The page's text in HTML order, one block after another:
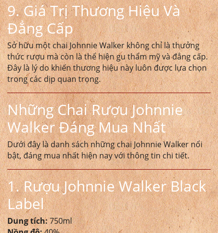
9. Giá Trị Thương Hiệu Và
Đẳng Cấp
Sở hữu một chai Johnnie Walker không chỉ là thưởng
thức rượu mà còn là thể hiện gu thẩm mỹ và đẳng cấp.
Đây là lý do khiến thương hiệu này luôn được lựa chọn
trong các dịp quan trọng.
Những Chai Rượu Johnnie
Walker Đáng Mua Nhất
Dưới đây là danh sách những chai Johnnie Walker nổi
bật, đáng mua nhất hiện nay với thông tin chi tiết.
1. Rượu Johnnie Walker Black
Label
Dung tích:750ml